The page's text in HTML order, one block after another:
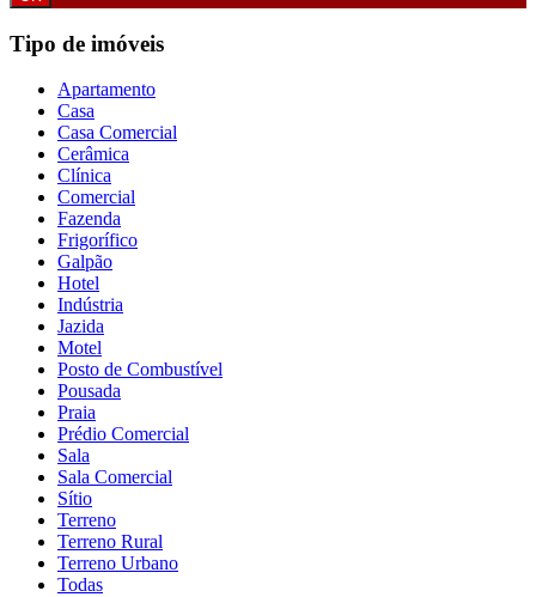
Tipo de imóveis
Apartamento
Casa
Casa Comercial
Cerâmica
Clínica
Comercial
Fazenda
Frigorífico
Galpão
Hotel
Indústria
Jazida
Motel
Posto de Combustível
Pousada
Praia
Prédio Comercial
Sala
Sala Comercial
Sítio
Terreno
Terreno Rural
Terreno Urbano
Todas